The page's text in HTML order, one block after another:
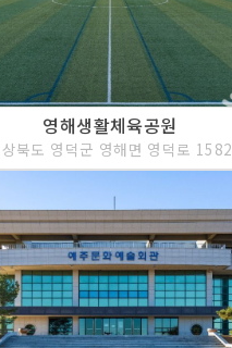
영해생활체육공원
북도 영덕군 영해면 영덕로 1582